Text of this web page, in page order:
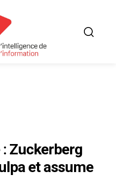
: Zuckerberg
et assume